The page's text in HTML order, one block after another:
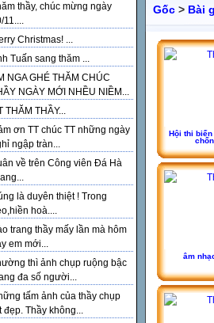
thầy, chúc mừng ngày
11....
Christmas! ...
Tuấn sang thăm ...
NGA GHÉ THĂM CHÚC
NGÀY MỚI NHỀU NIỀM...
THĂM THẦY...
ơn TT chúc TT những ngày
ngập tràn...
về trên Công viên Đá Hà
là duyên thiệt ! Trong
hoà....
trang thầy mấy lần mà hôm
em mới...
thì ảnh chụp ruộng bậc
đa số người...
tấm ảnh của thầy chụp
đẹp. Thầy không...
Gốc > Bài
Hội thi biến
âm